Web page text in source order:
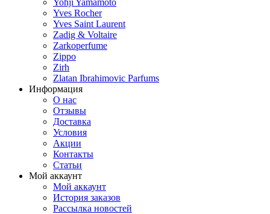
Yohji Yamamoto
Yves Rocher
Yves Saint Laurent
Zadig & Voltaire
Zarkoperfume
Zippo
Zirh
Zlatan Ibrahimovic Parfums
Информация
О нас
Отзывы
Доставка
Условия
Aкции
Контакты
Статьи
Мой аккаунт
Мой аккаунт
История заказов
Рассылка новостей